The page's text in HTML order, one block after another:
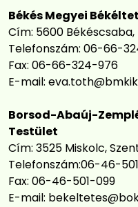
Békés Megyei
Cím: 5600 Békéscsaba,
Telefonszám: 06-66-
Fax: 06-66-324-976
E-mail:
Borsod-Abaúj-
Testület
Cím: 3525 Miskolc,
Telefonszám:06-46-
Fax: 06-46-501-099
E-mail: